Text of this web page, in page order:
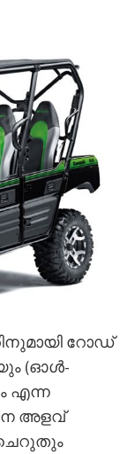
റോഡ്
(ഓൾ-
എന്ന
അളവ്